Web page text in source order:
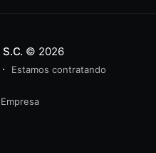
© 2026
Estamos contratando